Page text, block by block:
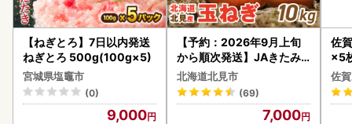
【ねぎとろ】7日以内発送
ねぎとろ 500g(100g×5)
宮城県塩竈市
(0)
9,000
【予約：2026年9月上旬
から順次発送】JAきたみ
らい産 玉ねぎ Lサイズ 10k
g ( タマネギ たまねぎ 野菜
)【210-0003-2026】
北海道北見市
(69)
7,000
佐
×5
佐